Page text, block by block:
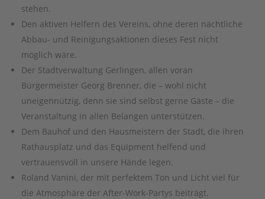
stehen.
Den aktiven Helfern des Vereins, ohne deren nächtliche
Abbau- und Reinigungsaktionen dieses Fest nicht
möglich wäre.
Der Stadtverwaltung Gerlingen, allen voran
Bürgermeister Georg Brenner, die – wohl nicht
uneigennützig, denn sie sind selbst gerne Gäste – die
Veranstaltung in allen Belangen unterstützen.
Dem Bauhof und den Hausmeistern der Stadt, die ihren
Rathausplatz und das Equipment helfend und
vertrauensvoll in unsere Hände legen.
Roland Vanini, der mit perfektem Ton und Licht viel für
die Atmosphäre der After-Work-Partys beiträgt.